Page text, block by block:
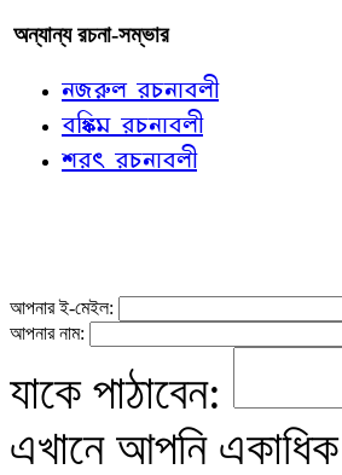
অন্যান্য রচনা-সম্ভার
নজরুল রচনাবলী
বঙ্কিম রচনাবলী
শরৎ রচনাবলী
আপনার ই-মেইল:
আপনার নাম:
যাকে পাঠাবেন:
এখানে আপনি